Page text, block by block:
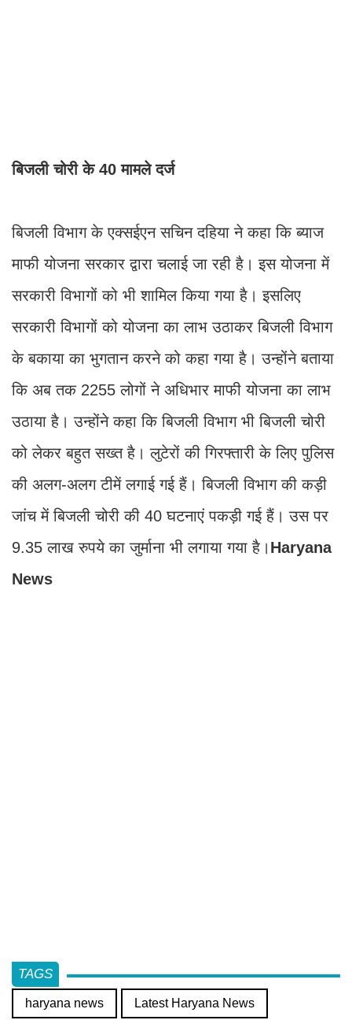
बिजली चोरी के 40 मामले दर्ज
बिजली विभाग के एक्सईएन सचिन दहिया ने कहा कि ब्याज
माफी योजना सरकार द्वारा चलाई जा रही है। इस योजना में
सरकारी विभागों को भी शामिल किया गया है। इसलिए
सरकारी विभागों को योजना का लाभ उठाकर बिजली विभाग
के बकाया का भुगतान करने को कहा गया है। उन्होंने बताया
कि अब तक 2255 लोगों ने अधिभार माफी योजना का लाभ
उठाया है। उन्होंने कहा कि बिजली विभाग भी बिजली चोरी
को लेकर बहुत सख्त है। लुटेरों की गिरफ्तारी के लिए पुलिस
की अलग-अलग टीमें लगाई गई हैं। बिजली विभाग की कड़ी
जांच में बिजली चोरी की 40 घटनाएं पकड़ी गई हैं। उस पर
9.35 लाख रुपये का जुर्माना भी लगाया गया है। Haryana
News
TAGS
haryana news Latest Haryana News